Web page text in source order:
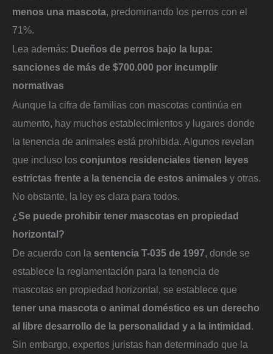
menos una mascota, predominando los perros con el
71%.
Lea además: Dueños de perros bajo la lupa:
sanciones de más de $700.000 por incumplir
normativas
Aunque la cifra de familias con mascotas continúa en
aumento, hay muchos establecimientos y lugares donde
la tenencia de animales está prohibida. Algunos revelan
que incluso los conjuntos residenciales tienen leyes
estrictas frente a la tenencia de estos animales y otras.
No obstante, la ley es clara para todos.
¿Se puede prohibir tener mascotas en propiedad
horizontal?
De acuerdo con la sentencia T-035 de 1997, donde se
establece la reglamentación para la tenencia de
mascotas en propiedad horizontal, se establece que
tener una mascota o animal doméstico es un derecho
al libre desarrollo de la personalidad y a la intimidad .
Sin embargo, expertos juristas han determinado que la